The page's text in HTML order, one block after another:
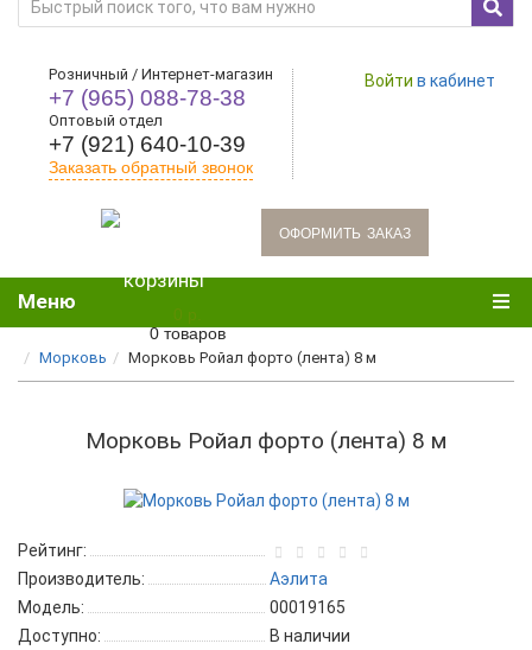
Розничный / Интернет-магазин
+7 (965) 088-78-38
Оптовый отдел
+7 (921) 640-10-39
Заказать обратный звонок
Войти в кабинет
oформить заказ
0 товаров
Меню
Морковь Морковь Ройал форто (лента) 8 м
Морковь Ройал форто (лента) 8 м
Рейтинг:
Производитель:
Аэлита
Модель:
00019165
Доступно:
В наличии